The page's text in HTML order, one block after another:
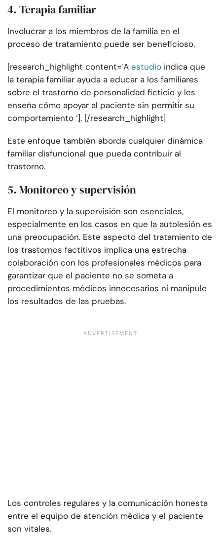
4. Terapia familiar
Involucrar a los miembros de la familia en el
proceso de tratamiento puede ser beneficioso.
[research_highlight content=’A estudio indica que
la terapia familiar ayuda a educar a los familiares
sobre el trastorno de personalidad ficticio y les
enseña cómo apoyar al paciente sin permitir su
comportamiento ‘]. [/research_highlight]
Este enfoque también aborda cualquier dinámica
familiar disfuncional que pueda contribuir al
trastorno.
5. Monitoreo y supervisión
El monitoreo y la supervisión son esenciales,
especialmente en los casos en que la autolesión es
una preocupación. Este aspecto del tratamiento de
los trastornos factitivos implica una estrecha
colaboración con los profesionales médicos para
garantizar que el paciente no se someta a
procedimientos médicos innecesarios ni manipule
los resultados de las pruebas.
Los controles regulares y la comunicación honesta
entre el equipo de atención médica y el paciente
son vitales.